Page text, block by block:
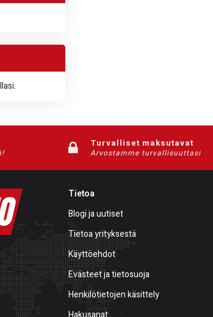
Turvalliset maksutavat
Arvostamme turvallisuuttasi
Tietoa
Blogi ja uutiset
Tietoa yrityksestä
Käyttöehdot
Evästeet ja tietosuoja
Henkilötietojen käsittely